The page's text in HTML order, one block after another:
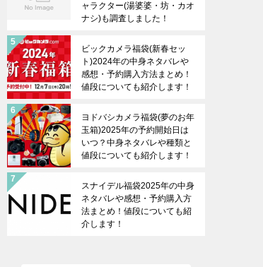
ャラクター(湯婆婆・坊・カオ
ナシ)も調査しました！
ビックカメラ福袋(新春セッ
ト)2024年の中身ネタバレや
感想・予約購入方法まとめ！
値段についても紹介します！
ヨドバシカメラ福袋(夢のお年
玉箱)2025年の予約開始日は
いつ？中身ネタバレや種類と
値段についても紹介します！
スナイデル福袋2025年の中身
ネタバレや感想・予約購入方
法まとめ！値段についても紹
介します！